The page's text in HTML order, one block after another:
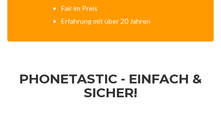
Fair im Preis
Erfahrung mit über 20 Jahren
PHONETASTIC - EINFACH &
SICHER!